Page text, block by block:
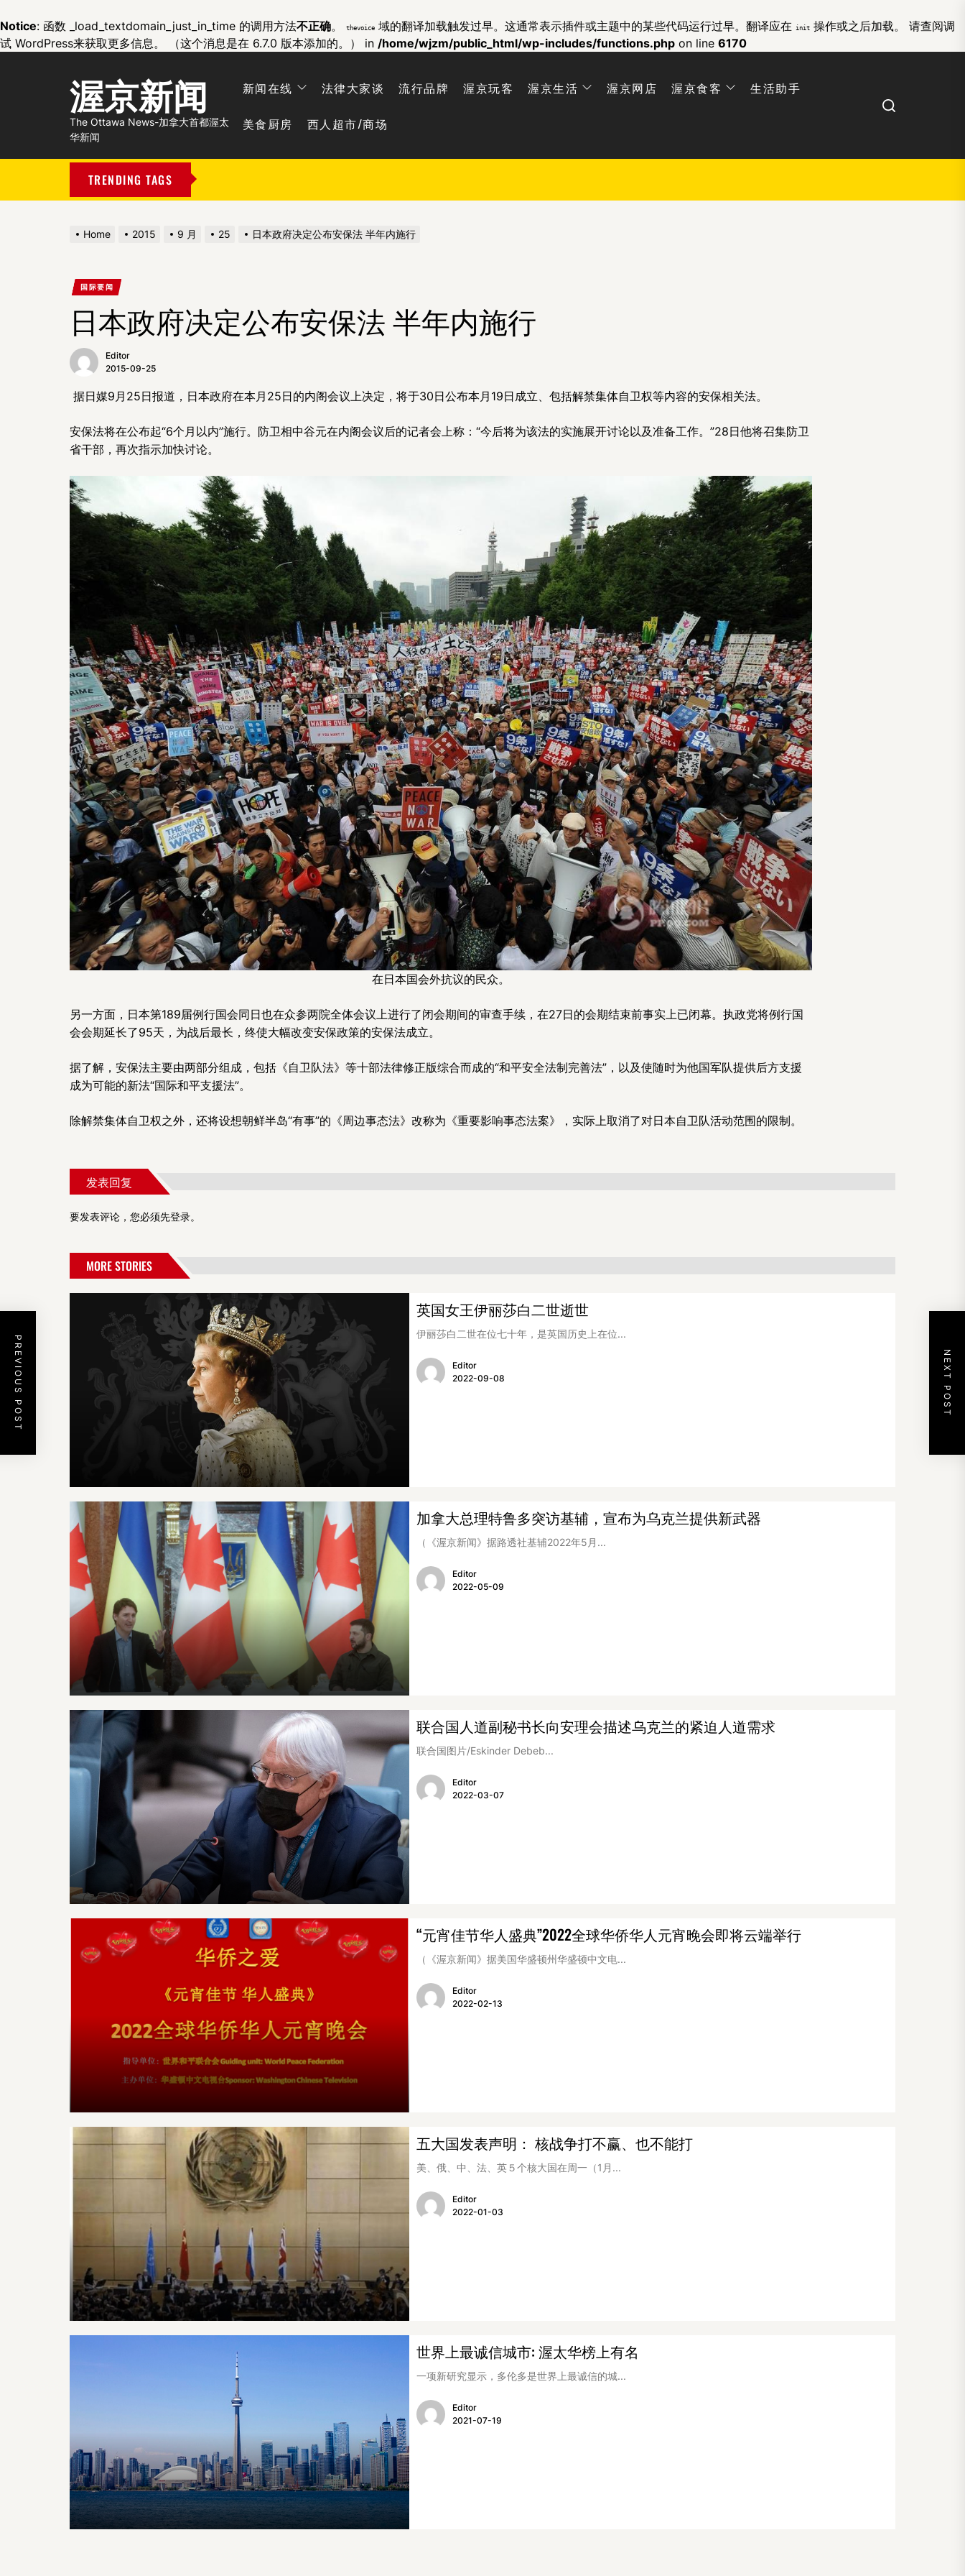
Notice: 函数 _load_textdomain_just_in_time 的调用方法不正确。 thevoice 域的翻译加载触发过早。这通常表示插件或主题中的某些代码运行过早。翻译应在 init 操作或之后加载。 请查阅调
试 WordPress来获取更多信息。 （这个消息是在 6.7.0 版本添加的。） in /home/wjzm/public_html/wp-includes/functions.php on line 6170
渥京新闻
The Ottawa News-加拿大首都渥太
华新闻
新闻在线 法律大家谈 流行品牌 渥京玩客 渥京生活 渥京网店 渥京食客 生活助手
美食厨房 西人超市/商场
Search
TRENDING TAGS
Home 2015 9 月 25 日本政府决定公布安保法 半年内施行
国际要闻
日本政府决定公布安保法 半年内施行
Editor
2015-09-25
据日媒9月25日报道，日本政府在本月25日的内阁会议上决定，将于30日公布本月19日成立、包括解禁集体自卫权等内容的安保相关法。
安保法将在公布起“6个月以内”施行。防卫相中谷元在内阁会议后的记者会上称：“今后将为该法的实施展开讨论以及准备工作。”28日他将召集防卫
省干部，再次指示加快讨论。
在日本国会外抗议的民众。
另一方面，日本第189届例行国会同日也在众参两院全体会议上进行了闭会期间的审查手续，在27日的会期结束前事实上已闭幕。执政党将例行国
会会期延长了95天，为战后最长，终使大幅改变安保政策的安保法成立。
据了解，安保法主要由两部分组成，包括《自卫队法》等十部法律修正版综合而成的“和平安全法制完善法”，以及使随时为他国军队提供后方支援
成为可能的新法“国际和平支援法”。
除解禁集体自卫权之外，还将设想朝鲜半岛“有事”的《周边事态法》改称为《重要影响事态法案》，实际上取消了对日本自卫队活动范围的限制。
发表回复
要发表评论，您必须先登录。
PREVIOUS POST NEXT POST
MORE STORIES
英国女王伊丽莎白二世逝世
伊丽莎白二世在位七十年，是英国历史上在位...
Editor
2022-09-08
加拿大总理特鲁多突访基辅，宣布为乌克兰提供新武器
（《渥京新闻》据路透社基辅2022年5月...
Editor
2022-05-09
联合国人道副秘书长向安理会描述乌克兰的紧迫人道需求
联合国图片/Eskinder Debeb...
Editor
2022-03-07
“元宵佳节华人盛典”2022全球华侨华人元宵晚会即将云端举行
（《渥京新闻》据美国华盛顿州华盛顿中文电...
Editor
2022-02-13
五大国发表声明： 核战争打不赢、也不能打
美、俄、中、法、英５个核大国在周一（1月...
Editor
2022-01-03
世界上最诚信城市: 渥太华榜上有名
一项新研究显示，多伦多是世界上最诚信的城...
Editor
2021-07-19